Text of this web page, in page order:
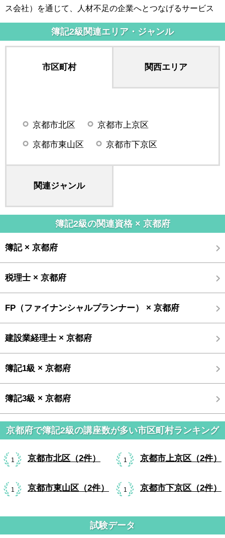
ス会社）を通じて、人材不足の企業へとつなげるサービス
簿記2級関連エリア・ジャンル
市区町村
京都市北区 京都市上京区
京都市東山区 京都市下京区
関西エリア
関連ジャンル
簿記2級の関連資格 × 京都府
簿記 × 京都府
税理士 × 京都府
FP（ファイナンシャルプランナー） × 京都府
建設業経理士 × 京都府
簿記1級 × 京都府
簿記3級 × 京都府
京都府で簿記2級の講座数が多い市区町村ランキング
1 京都市北区（2件） 1 京都市上京区（2件）
1 京都市東山区（2件） 1 京都市下京区（2件）
試験データ